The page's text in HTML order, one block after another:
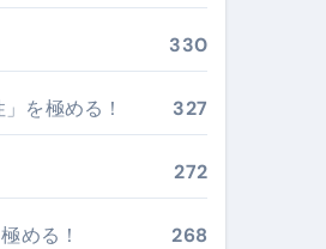
番ドメイン
レーター #小林将大
レーター #小林将大
レーター #小林将大
330
を極める！ 327
272
める！ 268